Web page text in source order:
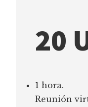
20
1 hora.
Reunión